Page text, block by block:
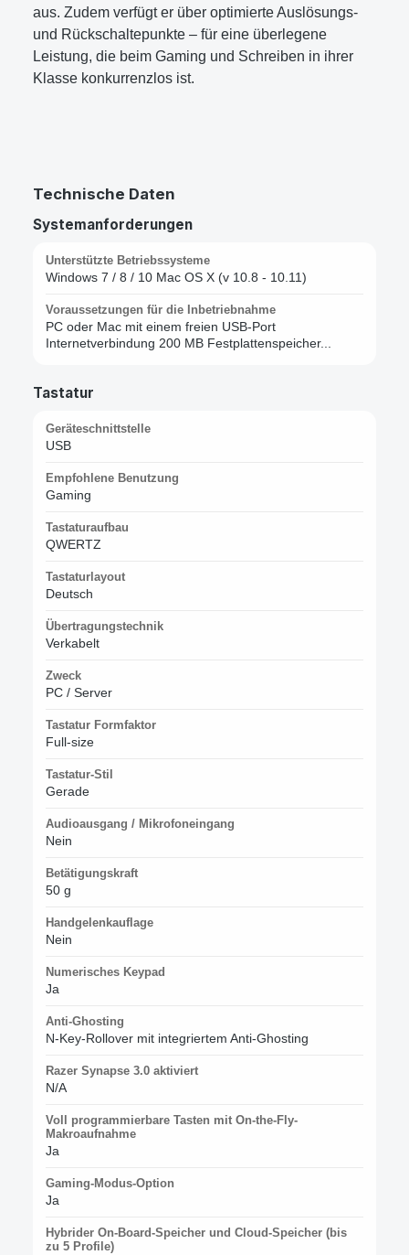
aus. Zudem verfügt er über optimierte Auslösungs-
und Rückschaltepunkte – für eine überlegene
Leistung, die beim Gaming und Schreiben in ihrer
Klasse konkurrenzlos ist.
Technische Daten
Systemanforderungen
Unterstützte Betriebssysteme
Windows 7 / 8 / 10 Mac OS X (v 10.8 - 10.11)
Voraussetzungen für die Inbetriebnahme
PC oder Mac mit einem freien USB-Port
Internetverbindung 200 MB Festplattenspeicher...
Tastatur
Geräteschnittstelle
USB
Empfohlene Benutzung
Gaming
Tastaturaufbau
QWERTZ
Tastaturlayout
Deutsch
Übertragungstechnik
Verkabelt
Zweck
PC / Server
Tastatur Formfaktor
Full-size
Tastatur-Stil
Gerade
Audioausgang / Mikrofoneingang
Nein
Betätigungskraft
50 g
Handgelenkauflage
Nein
Numerisches Keypad
Ja
Anti-Ghosting
N-Key-Rollover mit integriertem Anti-Ghosting
Razer Synapse 3.0 aktiviert
N/A
Voll programmierbare Tasten mit On-the-Fly-
Makroaufnahme
Ja
Gaming-Modus-Option
Ja
Hybrider On-Board-Speicher und Cloud-Speicher (bis
zu 5 Profile)